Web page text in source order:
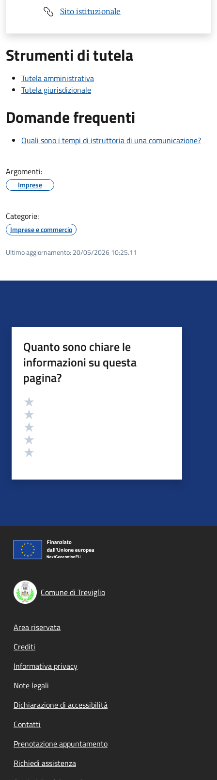
Sito istituzionale
Strumenti di tutela
Tutela amministrativa
Tutela giurisdizionale
Domande frequenti
Quali sono i tempi di istruttoria di una comunicazione?
Argomenti:
Imprese
Categorie:
Imprese e commercio
Ultimo aggiornamento: 20/05/2026 10:25.11
Quanto sono chiare le
informazioni su questa
pagina?
Valutazione
Comune di Treviglio
Footer menu
Area riservata
Crediti
Informativa privacy
Note legali
Dichiarazione di accessibilità
Contatti
Prenotazione appuntamento
Richiedi assistenza